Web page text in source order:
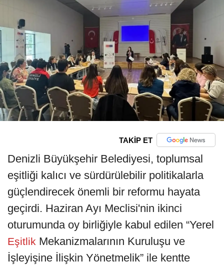
TAKİP ET
Denizli Büyükşehir Belediyesi, toplumsal
eşitliği kalıcı ve sürdürülebilir politikalarla
güçlendirecek önemli bir reformu hayata
geçirdi. Haziran Ayı Meclisi'nin ikinci
oturumunda oy birliğiyle kabul edilen “Yerel
Eşitlik Mekanizmalarının Kuruluşu ve
İşleyişine İlişkin Yönetmelik” ile kentte